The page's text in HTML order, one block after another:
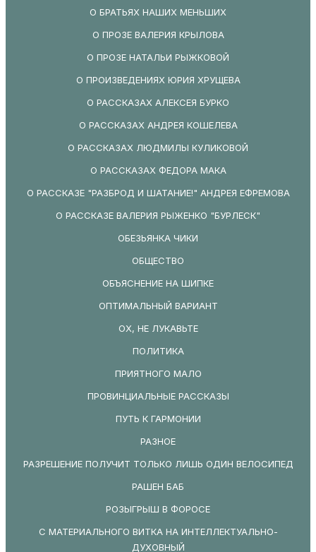
О БРАТЬЯХ НАШИХ МЕНЬШИХ
О ПРОЗЕ ВАЛЕРИЯ КРЫЛОВА
О ПРОЗЕ НАТАЛЬИ РЫЖКОВОЙ
О ПРОИЗВЕДЕНИЯХ ЮРИЯ ХРУЩЕВА
О РАССКАЗАХ АЛЕКСЕЯ БУРКО
О РАССКАЗАХ АНДРЕЯ КОШЕЛЕВА
О РАССКАЗАХ ЛЮДМИЛЫ КУЛИКОВОЙ
О РАССКАЗАХ ФЕДОРА МАКА
О РАССКАЗЕ "РАЗБРОД И ШАТАНИЕ!" АНДРЕЯ ЕФРЕМОВА
О РАССКАЗЕ ВАЛЕРИЯ РЫЖЕНКО "БУРЛЕСК"
ОБЕЗЬЯНКА ЧИКИ
ОБЩЕСТВО
ОБЪЯСНЕНИЕ НА ШИПКЕ
ОПТИМАЛЬНЫЙ ВАРИАНТ
ОХ, НЕ ЛУКАВЬТЕ
ПОЛИТИКА
ПРИЯТНОГО МАЛО
ПРОВИНЦИАЛЬНЫЕ РАССКАЗЫ
ПУТЬ К ГАРМОНИИ
РАЗНОЕ
РАЗРЕШЕНИЕ ПОЛУЧИТ ТОЛЬКО ЛИШЬ ОДИН ВЕЛОСИПЕД
РАШЕН БАБ
РОЗЫГРЫШ В ФОРОСЕ
С МАТЕРИАЛЬНОГО ВИТКА НА ИНТЕЛЛЕКТУАЛЬНО-
ДУХОВНЫЙ